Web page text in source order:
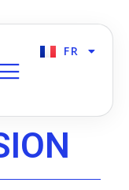
FR
EN